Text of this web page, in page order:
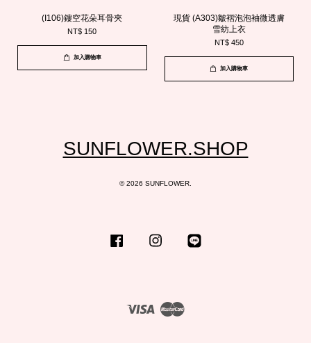
(I106)鏤空花朵耳骨夾
NT$ 150
加入購物車
現貨 (A303)皺褶泡泡袖微透膚
雪紡上衣
NT$ 450
加入購物車
SUNFLOWER.SHOP
© 2026 SUNFLOWER.
Facebook Instagram
Visa